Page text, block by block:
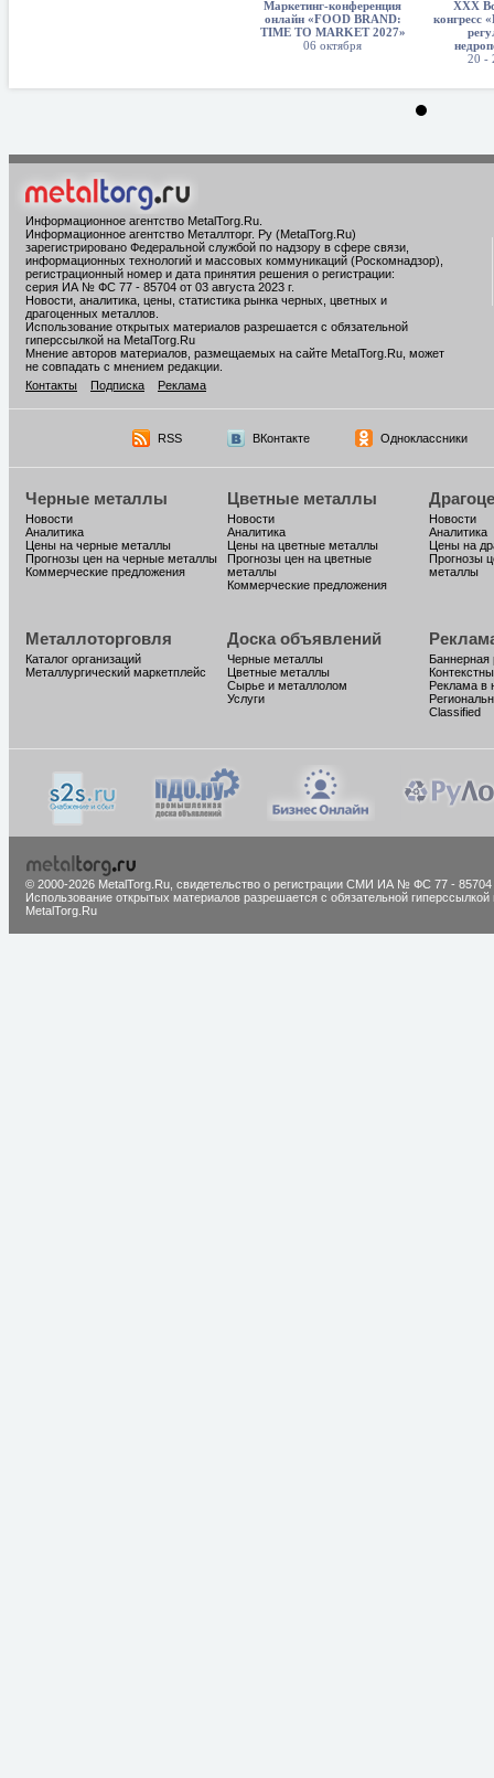
Маркетинг-конференция
онлайн «FOOD BRAND:
TIME TO MARKET 2027»
06 октября
XXX
конгресс
20 -
Информационное агентство MetalTorg.Ru
Информационное агентство Металлторг. Ру (MetalTorg.Ru)
зарегистрировано Федеральной службой по надзору в сфере связи,
информационных технологий и массовых коммуникаций (Роскомнадзор),
регистрационный номер и дата принятия решения о регистрации:
серия ИА № ФС 77 - 85704 от 03 августа 2023 г.
Новости, аналитика, цены, статистика рынка черных, цветных и
драгоценных металлов.
Использование открытых материалов разрешается с обязательной
гиперссылкой на MetalTorg.Ru
Мнение авторов материалов, размещаемых на сайте MetalTorg.Ru, может
не совпадать с мнением редакции.
Контакты
Подписка Реклама
RSS ВКонтакте Одноклассники
Черные металлы
Новости
Аналитика
Цены на черные металлы
Прогнозы цен на черные металлы
Коммерческие предложения
Цветные металлы
Новости
Аналитика
Цены на цветные металлы
Прогнозы цен на цветные
металлы
Коммерческие предложения
Новости
Аналитика
Цены на
Прогнозы
металлы
Металлоторговля
Каталог организаций
Металлургический маркетплейс
Доска объявлений
Черные металлы
Цветные металлы
Сырье и металлолом
Услуги
Баннерная
Реклама в
Classified
© 2000-2026 MetalTorg.Ru, cвидетельство о регистрации СМИ ИА № ФС 77 - 85704
Использование открытых материалов разрешается с обязательной гиперссылкой
MetalTorg.Ru